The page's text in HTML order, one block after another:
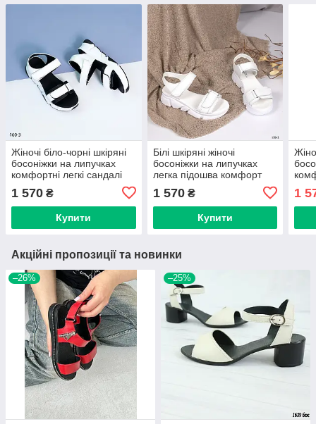
Жіночі біло-чорні шкіряні
босоніжки на липучках
комфортні легкі сандалі
1 570 ₴
Купити
Білі шкіряні жіночі
босоніжки на липучках
легка підошва комфорт
1 570₴
Купити
36-
1
Акційні пропозиції та новинки
–26% –25%